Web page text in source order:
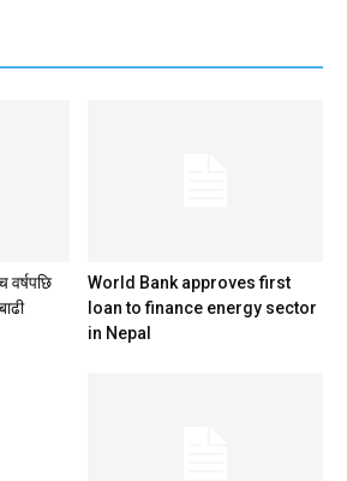
वर्षपछि
World Bank approves first
loan to finance energy sector
in Nepal